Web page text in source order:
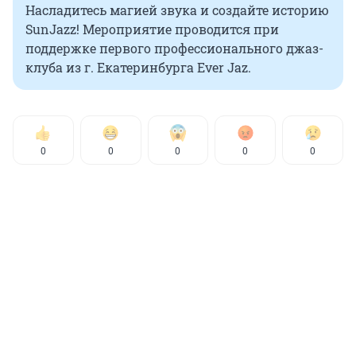
Насладитесь магией звука и создайте историю
SunJazz! Мероприятие проводится при
поддержке первого профессионального джаз-
клуба из г. Екатеринбурга Ever Jaz.
0 0 0 0 0